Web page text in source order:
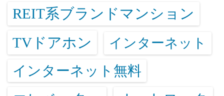
REIT系ブランドマンション
TVドアホン インターネット
インターネット無料